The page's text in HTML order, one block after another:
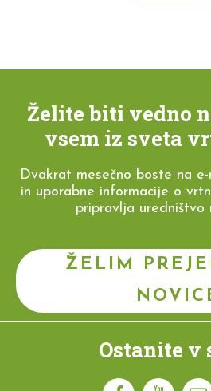
Želite biti vedno
vsem iz sveta
Dvakrat mesečno boste na
in uporabne informacije o
pripravlja uredništvo
ŽELIM
Ostanite v